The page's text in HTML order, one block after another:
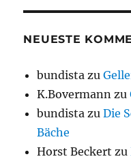
NEUESTE
bundista zu
K.Bovermann zu
bundista zuDie
Bäche
Horst Beckert zu